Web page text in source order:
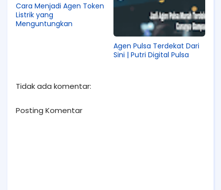
Cara Menjadi Agen Token
Listrik yang
Menguntungkan
Agen Pulsa Terdekat Dari
Sini | Putri Digital Pulsa
Tidak ada komentar:
Posting Komentar